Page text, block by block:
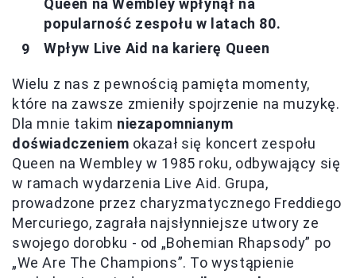
Queen na Wembley wpłynął na
popularność zespołu w latach 80.
Wpływ Live Aid na karierę Queen
Wielu z nas z pewnością pamięta momenty,
które na zawsze zmieniły spojrzenie na muzykę.
Dla mnie takim niezapomnianym
doświadczeniem okazał się koncert zespołu
Queen na Wembley w 1985 roku, odbywający się
w ramach wydarzenia Live Aid. Grupa,
prowadzone przez charyzmatycznego Freddiego
Mercuriego, zagrała najsłynniejsze utwory ze
swojego dorobku - od „Bohemian Rhapsody” po
„We Are The Champions”. To wystąpienie